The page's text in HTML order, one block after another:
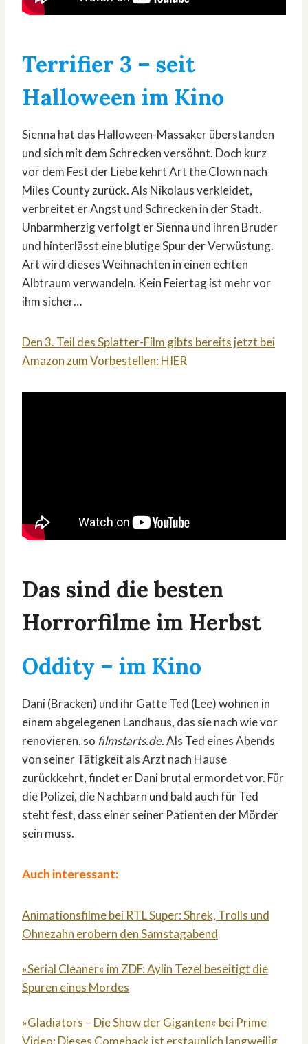
Terrifier 3 – seit
Halloween im Kino
Sienna hat das Halloween-Massaker überstanden
und sich mit dem Schrecken versöhnt. Doch kurz
vor dem Fest der Liebe kehrt Art the Clown nach
Miles County zurück. Als Nikolaus verkleidet,
verbreitet er Angst und Schrecken in der Stadt.
Unbarmherzig verfolgt er Sienna und ihren Bruder
und hinterlässt eine blutige Spur der Verwüstung.
Art wird dieses Weihnachten in einen echten
Albtraum verwandeln. Kein Feiertag ist mehr vor
ihm sicher…
Den 3. Teil des Splatter-Film gibts bereits jetzt bei
Amazon zum Vorbestellen: HIER
Das sind die besten
Horrorfilme im Herbst
Oddity – im Kino
Dani (Bracken) und ihr Gatte Ted (Lee) wohnen in
einem abgelegenen Landhaus, das sie nach wie vor
renovieren, so filmstarts.de. Als Ted eines Abends
von seiner Tätigkeit als Arzt nach Hause
zurückkehrt, findet er Dani brutal ermordet vor. Für
die Polizei, die Nachbarn und bald auch für Ted
steht fest, dass einer seiner Patienten der Mörder
sein muss.
Auch interessant:
Animationsfilme bei RTL Super: Shrek, Trolls und
Ohnezahn erobern den Samstagabend
»Serial Cleaner« im ZDF: Aylin Tezel beseitigt die
Spuren eines Mordes
»Gladiators – Die Show der Giganten« bei Prime
Video: Dieses Comeback ist erstaunlich langweilig